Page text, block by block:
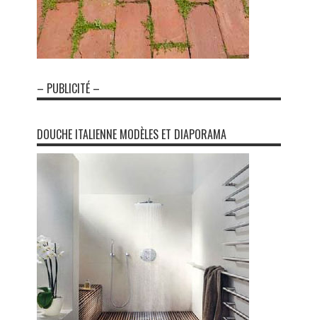
– PUBLICITÉ –
DOUCHE ITALIENNE MODÈLES ET DIAPORAMA